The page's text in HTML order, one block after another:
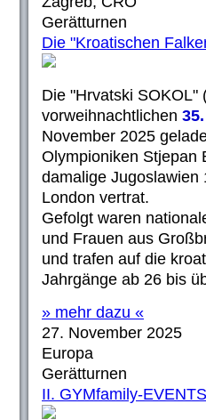
Gerätturnen
Die "Kroatischen
Die "Hrvatski SOKOL"
vorweihnachtlichen
November 2025
Olympioniken Stjepan
damalige Jugoslawien
London vertrat.
Gefolgt waren
und Frauen aus
und trafen auf die
Jahrgänge ab 26 bis
» mehr dazu «
27. November 2025
Europa
Gerätturnen
II. GYMfamily-